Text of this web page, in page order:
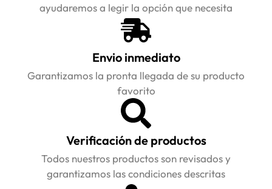
ayudaremos a legir la opción que necesita
Envio inmediato
Garantizamos la pronta llegada de su producto
favorito
Verificación de productos
Todos nuestros productos son revisados y
garantizamos las condiciones descritas